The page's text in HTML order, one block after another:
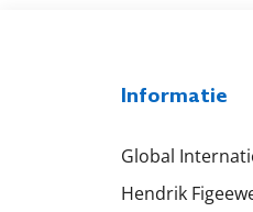
Informatie
Global
Hendrik